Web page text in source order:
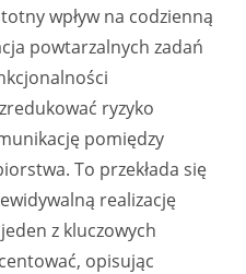
wpływ na codzienną
powtarzalnych zadań
ryzyko
pomiędzy
To przekłada się
realizację
z kluczowych
opisując